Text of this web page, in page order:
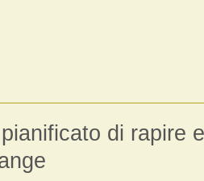
di rapire